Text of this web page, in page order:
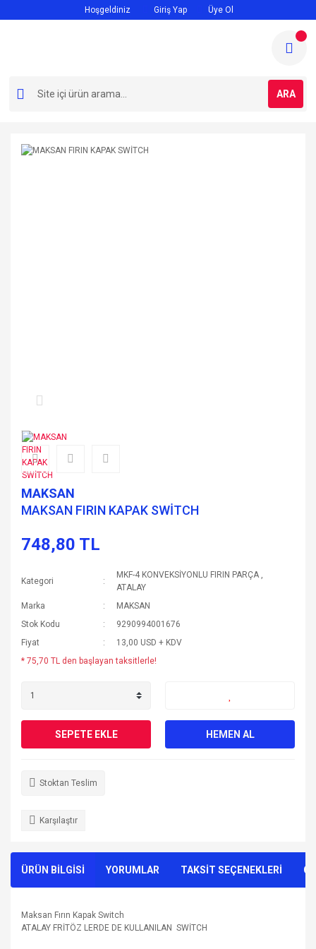
Hoşgeldiniz Giriş Yap Üye Ol
ARA
MAKSAN
MAKSAN FIRIN KAPAK SWİTCH
748,80 TL
Kategori
MKF-4 KONVEKSİYONLU FIRIN PARÇA ,
ATALAY
Marka
MAKSAN
Stok Kodu
9290994001676
Fiyat
13,00 USD + KDV
* 75,70 TL den başlayan taksitlerle!
SEPETE EKLE HEMEN AL
Stoktan Teslim
Karşılaştır
ÜRÜN BİLGİSİ YORUMLAR TAKSİT SEÇENEKLERİ
Maksan Fırın Kapak Switch
ATALAY FRİTÖZ LERDE DE KULLANILAN SWİTCH